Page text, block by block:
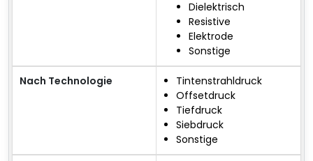
Dielektrisch
Resistive
Elektrode
Sonstige
Nach Technologie
Tintenstrahldruck
Offsetdruck
Tiefdruck
Siebdruck
Sonstige